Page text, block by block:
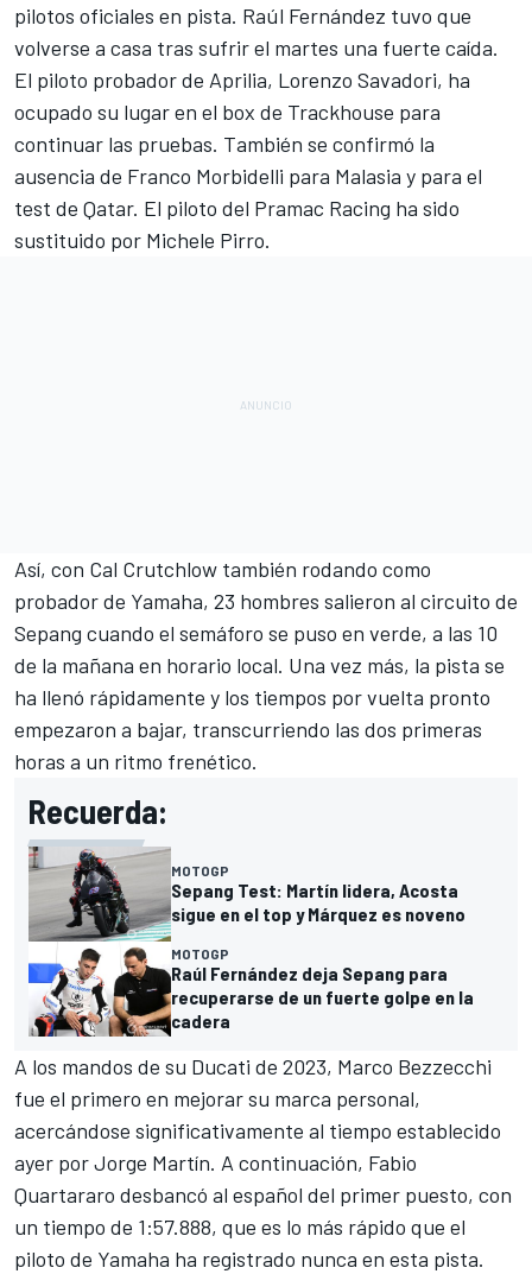
pilotos oficiales en pista. Raúl Fernández tuvo que
volverse a casa tras sufrir el martes una fuerte caída.
El piloto probador de Aprilia, Lorenzo Savadori, ha
ocupado su lugar en el box de Trackhouse para
continuar las pruebas. También se confirmó la
ausencia de Franco Morbidelli para Malasia y para el
test de Qatar. El piloto del Pramac Racing ha sido
sustituido por Michele Pirro.
Así, con Cal Crutchlow también rodando como
probador de Yamaha, 23 hombres salieron al circuito de
Sepang cuando el semáforo se puso en verde, a las 10
de la mañana en horario local. Una vez más, la pista se
ha llenó rápidamente y los tiempos por vuelta pronto
empezaron a bajar, transcurriendo las dos primeras
horas a un ritmo frenético.
Recuerda:
MOTOGP
Sepang Test: Martín lidera, Acosta
sigue en el top y Márquez es noveno
MOTOGP
Raúl Fernández deja Sepang para
recuperarse de un fuerte golpe en la
cadera
A los mandos de su Ducati de 2023, Marco Bezzecchi
fue el primero en mejorar su marca personal,
acercándose significativamente al tiempo establecido
ayer porJorge Martín. A continuación, Fabio
Quartararo desbancó al español del primer puesto, con
un tiempo de 1:57.888, que es lo más rápido que el
piloto de Yamaha ha registrado nunca en esta pista.